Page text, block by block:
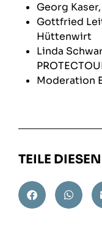
Georg
Gottfried
Hüttenwirt
Linda
Moderation
TEILE